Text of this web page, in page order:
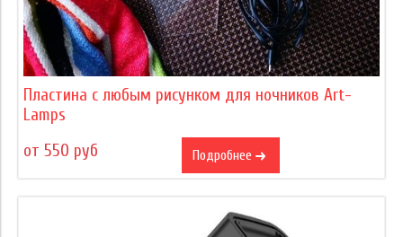
Пластина с любым рисунком для ночников Art-
Lamps
от 550 руб
Подробнее